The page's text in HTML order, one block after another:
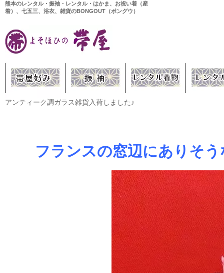
熊本のレンタル・振袖・レンタル・はかま、お祝い着（産
着）、七五三、浴衣、雑貨のBONGOUT（ボングウ）
アンティーク調ガラス雑貨入荷しました♪
フランスの窓辺にありそ